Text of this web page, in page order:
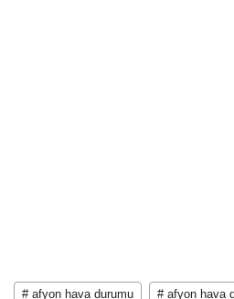
# afyon hava durumu # afyon hava